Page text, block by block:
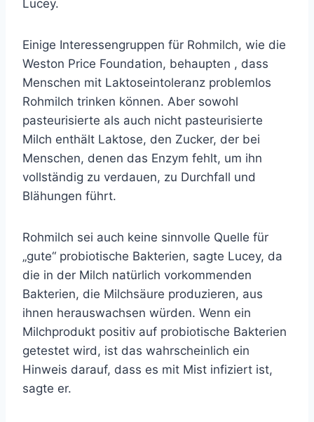
Lucey.
Einige Interessengruppen für Rohmilch, wie die
Weston Price Foundation, behaupten , dass
Menschen mit Laktoseintoleranz problemlos
Rohmilch trinken können. Aber sowohl
pasteurisierte als auch nicht pasteurisierte
Milch enthält Laktose, den Zucker, der bei
Menschen, denen das Enzym fehlt, um ihn
vollständig zu verdauen, zu Durchfall und
Blähungen führt.
Rohmilch sei auch keine sinnvolle Quelle für
„gute“ probiotische Bakterien, sagte Lucey, da
die in der Milch natürlich vorkommenden
Bakterien, die Milchsäure produzieren, aus
ihnen herauswachsen würden. Wenn ein
Milchprodukt positiv auf probiotische Bakterien
getestet wird, ist das wahrscheinlich ein
Hinweis darauf, dass es mit Mist infiziert ist,
sagte er.